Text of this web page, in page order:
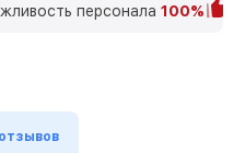
персонала 100%